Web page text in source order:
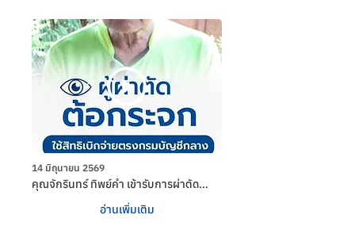
14 มิถุนายน 2569
คุณจักรินทร์ ทิพย์คำ เข้ารับการผ่าตัด
ต้อกระจก ณ เเผนกจักษุ โรงพยาบาล
ศุภมิตร โดยใช้สิทธิเบิกจ่ายตรงกรมบัญชี
อ่านเพิ่มเติม